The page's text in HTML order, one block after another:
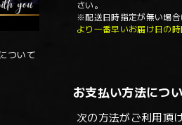
ついて
さい。
※配送日時指定が無い場合
より一番早いお届け日の
お支払い方法につ
次の方法がご利用頂け